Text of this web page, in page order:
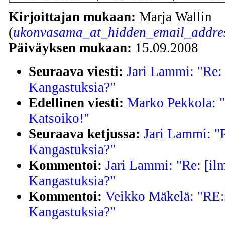
Kirjoittajan mukaan: Marja Wallin
(
Päiväyksen mukaan: 15.09.2008
Seuraava viesti: Jari Lammi:
Kangastuksia?"
Edellinen viesti: Marko Pekkola:
Katsoiko!"
Seuraava ketjussa: Jari Lammi:
Kangastuksia?"
Kommentoi: Jari Lammi: "Re:
Kangastuksia?"
Kommentoi: Veikko Mäkelä:
Kangastuksia?"